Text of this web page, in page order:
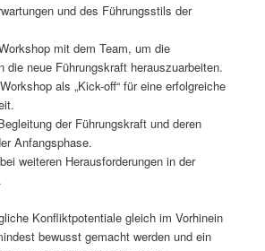
und des Führungsstils der
mit dem Team, um die
die neue Führungskraft herauszuarbeiten.
als „Kick-off“ für eine erfolgreiche
der Führungskraft und deren
Anfangsphase.
weiteren Herausforderungen in der
Konfliktpotentiale gleich im Vorhinein
bewusst gemacht werden und ein